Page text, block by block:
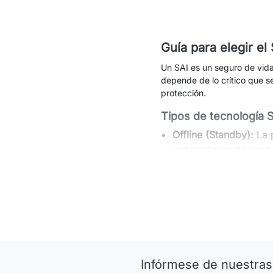
Guía para elegir el
Un SAI es un seguro de
depende de lo crítico que
protección.
Tipos de tecnología
Offline (Standby): La
de tensión sin
Es el error más común. La
son aproximadamente el
Infórmese de